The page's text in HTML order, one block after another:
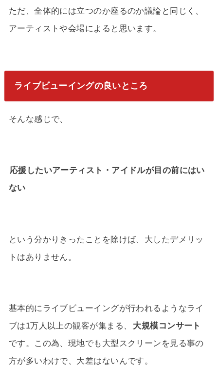
ただ、全体的には立つのか座るのか議論と同じく、
アーティストや会場によると思います。
ライブビューイングの良いところ
そんな感じで、
応援したいアーティスト・アイドルが目の前にはい
ない
という分かりきったことを除けば、大したデメリッ
トはありません。
基本的にライブビューイングが行われるようなライ
ブは1万人以上の観客が集まる、
大規模コンサート
です。この為、現地でも大型スクリーンを見る事の
方が多いわけで、大差はないんです。